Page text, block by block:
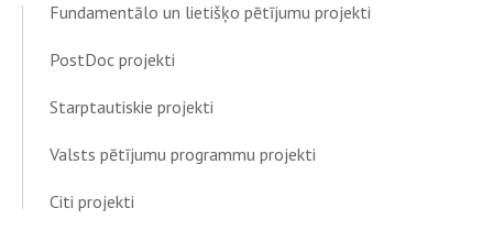
Fundamentālo un lietišķo pētījumu projekti
PostDoc projekti
Starptautiskie projekti
Valsts pētījumu programmu projekti
Citi projekti